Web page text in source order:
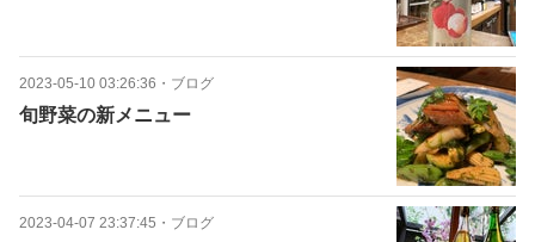
2023-05-10 03:26:36 ・ ブログ
旬野菜の新メニュー
2023-04-07 23:37:45 ・ ブログ